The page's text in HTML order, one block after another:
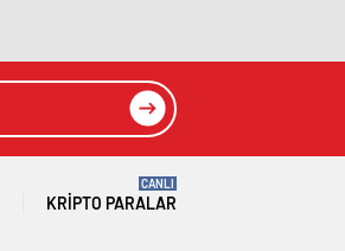
KRIPTO PARALAR
CANLI